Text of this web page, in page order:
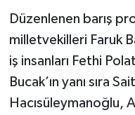
Düzenlenen barış
milletvekilleri Faruk
iş insanları Fethi
Bucak’ın yanı sıra
Hacısüleymanoğlu,